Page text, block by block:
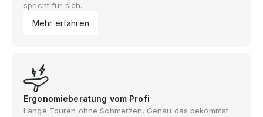
spricht für sich.
Mehr erfahren
Ergonomieberatung vom Profi
Lange Touren ohne Schmerzen. Genau das bekommst